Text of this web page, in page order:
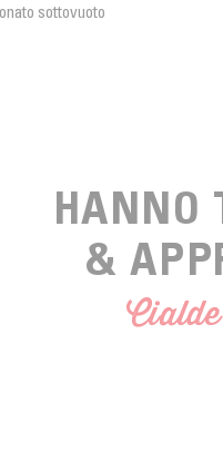
sottovuoto
HANNO
&